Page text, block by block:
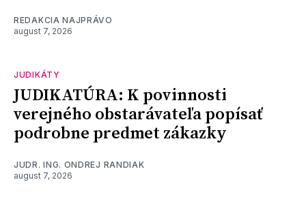
REDAKCIA NAJPRÁVO
august 7, 2026
JUDIKÁTY
JUDIKATÚRA: K povinnosti
verejného obstarávateľa popísať
podrobne predmet zákazky
JUDR. ING. ONDREJ RANDIAK
august 7, 2026